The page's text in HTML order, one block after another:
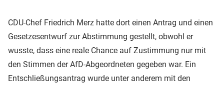
CDU-Chef Friedrich Merz hatte dort einen Antrag und einen
Gesetzesentwurf zur Abstimmung gestellt, obwohl er
wusste, dass eine reale Chance auf Zustimmung nur mit
den Stimmen der AfD-Abgeordneten gegeben war. Ein
Entschließungsantrag wurde unter anderem mit den